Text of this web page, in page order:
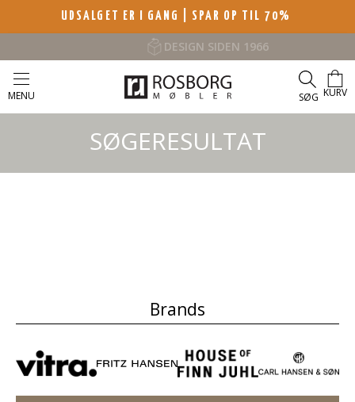
UDSALGET ER I GANG | SPAR OP TIL 70%
DESIGN SIDEN 1966
MENU SØG KURV
SØGERESULTAT
Brands